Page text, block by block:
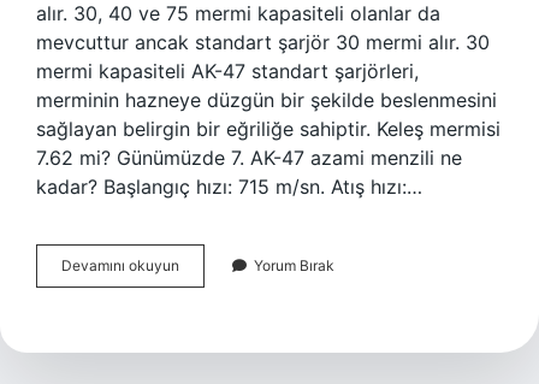
alır. 30, 40 ve 75 mermi kapasiteli olanlar da
mevcuttur ancak standart şarjör 30 mermi alır. 30
mermi kapasiteli AK-47 standart şarjörleri,
merminin hazneye düzgün bir şekilde beslenmesini
sağlayan belirgin bir eğriliğe sahiptir. Keleş mermisi
7.62 mi? Günümüzde 7. AK-47 azami menzili ne
kadar? Başlangıç ​​hızı: 715 m/sn. Atış hızı:…
Devamını okuyun
47
Kaç
Yorum Bırak